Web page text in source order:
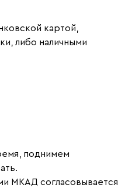
картой,
либо наличными
поднимем
МКАД согласовывается